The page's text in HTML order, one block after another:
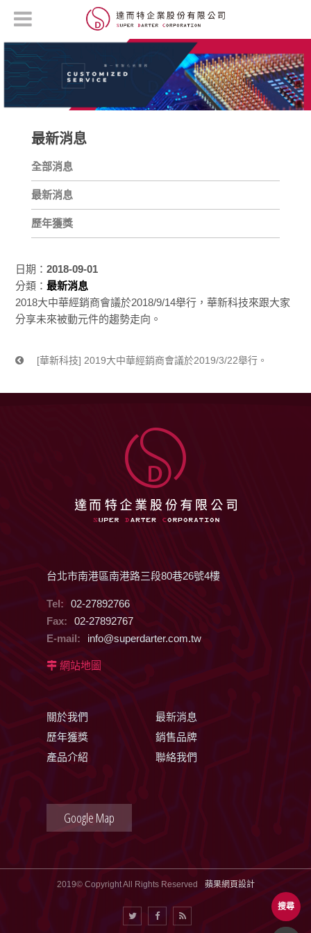
搜尋
最新消息
全部消息
最新消息
歷年獲獎
日期：2018-09-01
分類：最新消息
2018大中華經銷商會議於2018/9/14舉行，華新科技來跟大家
分享未來被動元件的趨勢走向。
[華新科技] 2019大中華經銷商會議於2019/3/22舉行。
台北市南港區南港路三段80巷26號4樓
Tel:
02-27892766
Fax:
02-27892767
E-mail:
info@superdarter.com.tw
網站地圖
關於我們
最新消息
歷年獲獎
銷售品牌
產品介紹
聯絡我們
Google Map
2019© Copyright All Rights Reserved 蘋果網頁設計